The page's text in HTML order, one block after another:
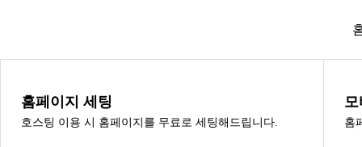
홈페이지 세팅
호스팅 이용 시 홈페이지를 무료로 세팅해드립니다. 홈